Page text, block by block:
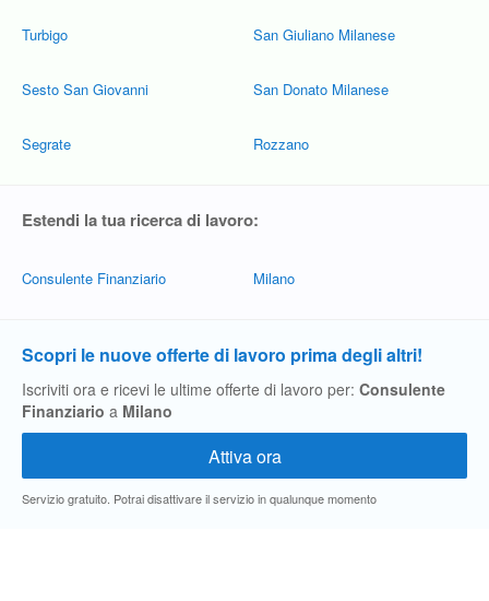
Turbigo
Sesto San Giovanni
Segrate
San Giuliano Milanese
San Donato Milanese
Rozzano
Estendi la tua ricerca di lavoro:
Consulente Finanziario Milano
Scopri le nuove offerte di lavoro prima degli altri!
Iscriviti ora e ricevi le ultime offerte di lavoro per: Consulente
Finanziario a Milano
Servizio gratuito. Potrai disattivare il servizio in qualunque momento